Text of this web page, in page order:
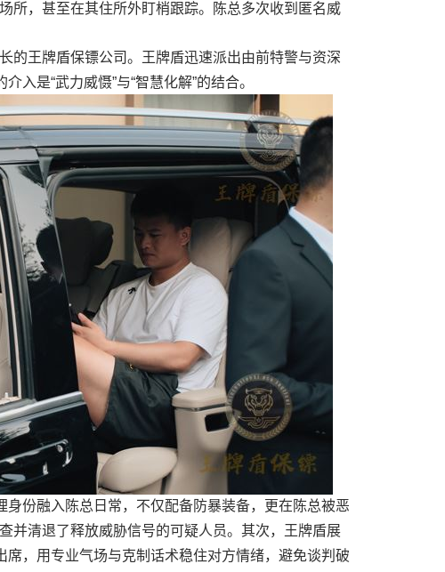
所，甚至在其住所外盯梢跟踪。陈总多次收到匿名威
的王牌盾保镖公司。王牌盾迅速派出由前特警与资深
入是“武力威慑”与“智慧化解”的结合。
身份融入陈总日常，不仅配备防暴装备，更在陈总被恶
并清退了释放威胁信号的可疑人员。其次，王牌盾展
席，用专业气场与克制话术稳住对方情绪，避免谈判破